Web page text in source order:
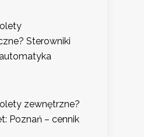
Sterowniki
zewnętrzne?
Poznań – cennik